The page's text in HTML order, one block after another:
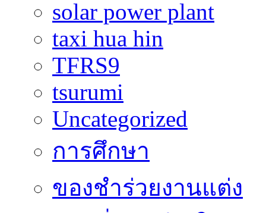
solar power plant
taxi hua hin
TFRS9
tsurumi
Uncategorized
การศึกษา
ของชำร่วยงานแต่ง